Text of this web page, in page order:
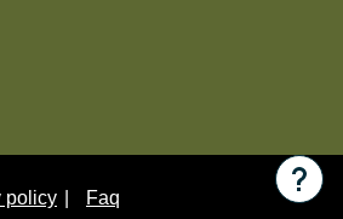
policy Faq Hai